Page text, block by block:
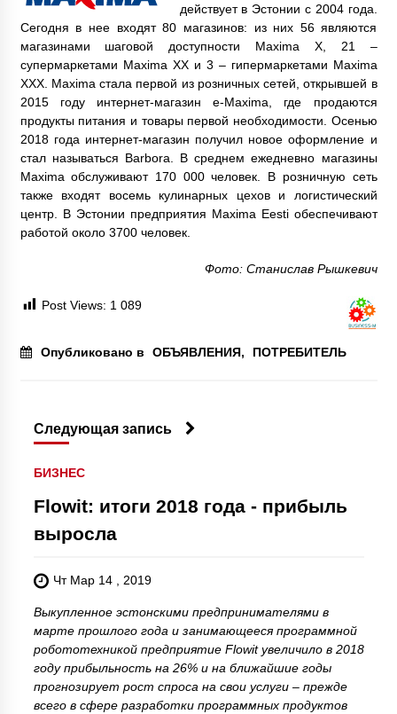
действует в Эстонии с 2004 года.
Сегодня в нее входят 80 магазинов: из них 56 являются
магазинами шаговой доступности Maxima X, 21 –
супермаркетами Maxima XX и 3 – гипермаркетами Maxima
XXX. Maxima стала первой из розничных сетей, открывшей в
2015 году интернет-магазин e-Maxima, где продаются
продукты питания и товары первой необходимости. Осенью
2018 года интернет-магазин получил новое оформление и
стал называться Barbora. В среднем ежедневно магазины
Maxima обслуживают 170 000 человек. В розничную сеть
также входят восемь кулинарных цехов и логистический
центр. В Эстонии предприятия Maxima Eesti обеспечивают
работой около 3700 человек.
Фото: Станислав Рышкевич
Post Views: 1 089
Опубликовано в ОБЪЯВЛЕНИЯ, ПОТРЕБИТЕЛЬ
Следующая запись
БИЗНЕС
Flowit: итоги 2018 года - прибыль
выросла
Чт Мар 14 , 2019
Выкупленное эстонскими предпринимателями в
марте прошлого года и занимающееся программной
робототехникой предприятие Flowit увеличило в 2018
году прибыльность на 26% и на ближайшие годы
прогнозирует рост спроса на свои услуги – прежде
всего в сфере разработки программных продуктов